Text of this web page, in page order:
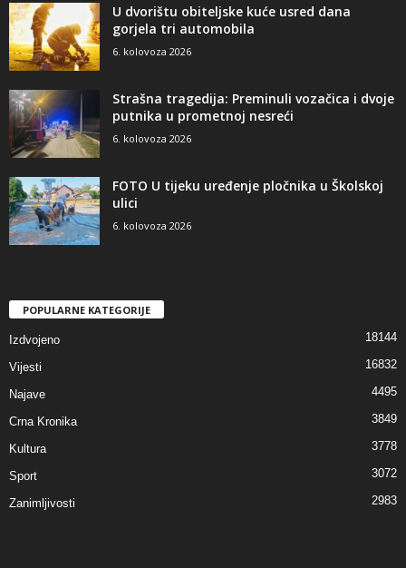
U dvorištu obiteljske kuće usred dana
gorjela tri automobila
6. kolovoza 2026
Strašna tragedija: Preminuli vozačica i dvoje
putnika u prometnoj nesreći
6. kolovoza 2026
FOTO U tijeku uređenje pločnika u Školskoj
ulici
6. kolovoza 2026
POPULARNE KATEGORIJE
Izdvojeno 18144
Vijesti 16832
Najave 4495
Crna Kronika 3849
Kultura 3778
Sport 3072
Zanimljivosti 2983